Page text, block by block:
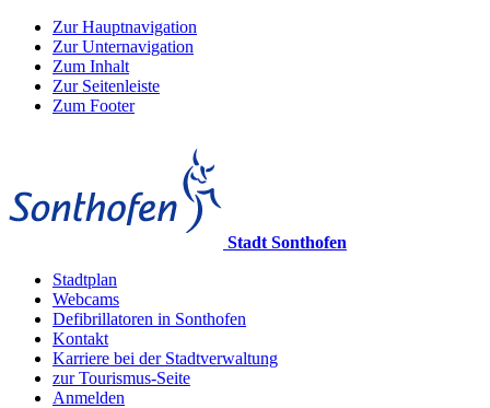
Zur Hauptnavigation
Zur Unternavigation
Zum Inhalt
Zur Seitenleiste
Zum Footer
Stadt Sonthofen
Stadtplan
Webcams
Defibrillatoren in Sonthofen
Kontakt
Karriere bei der Stadtverwaltung
zur Tourismus-Seite
Anmelden